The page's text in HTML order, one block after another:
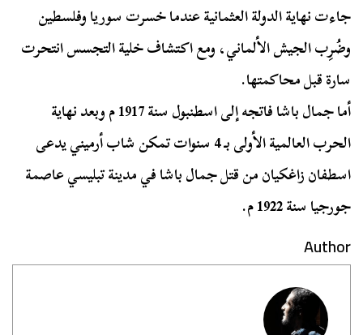
جاءت نهاية الدولة العثمانية عندما خسرت سوريا وفلسطين
وضُرِب الجيش الألماني، ومع اكتشاف خلية التجسس انتحرت
سارة قبل محاكمتها.
أما جمال باشا فاتجه إلى اسطنبول سنة 1917 م وبعد نهاية
الحرب العالمية الأولى بـ 4 سنوات تمكن شاب أرميني يدعى
اسطفان زاغكيان من قتل جمال باشا في مدينة تبليسي عاصمة
جورجيا سنة 1922 م.
Author